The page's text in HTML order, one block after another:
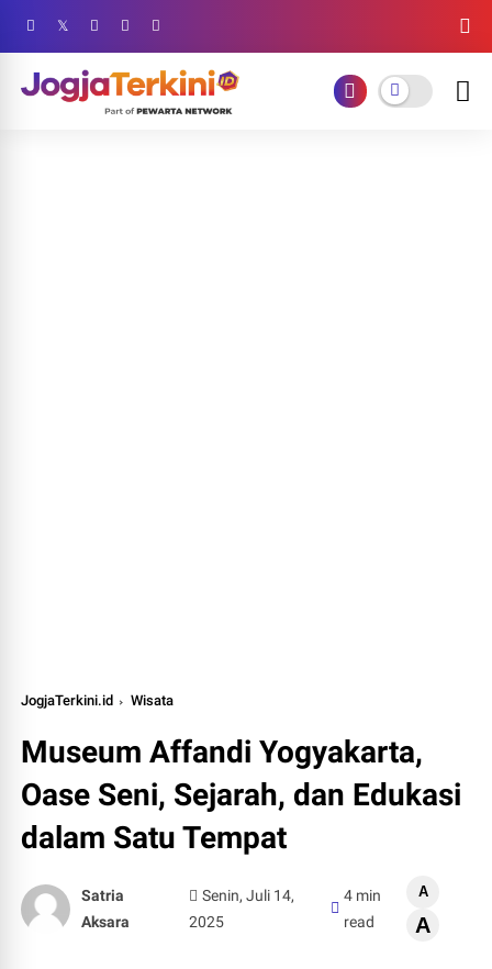
JogjaTerkini.id Wisata
Museum Affandi Yogyakarta,
Oase Seni, Sejarah, dan Edukasi
dalam Satu Tempat
Satria
Aksara
Senin, Juli 14,
2025
4 min
read
A
A